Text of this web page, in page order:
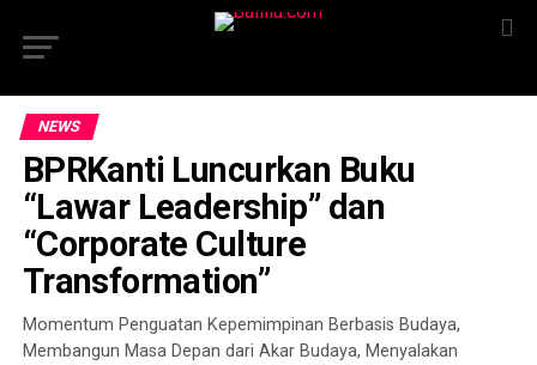
NEWS
BPRKanti Luncurkan Buku
“Lawar Leadership” dan
“Corporate Culture
Transformation”
Momentum Penguatan Kepemimpinan Berbasis Budaya,
Membangun Masa Depan dari Akar Budaya, Menyalakan